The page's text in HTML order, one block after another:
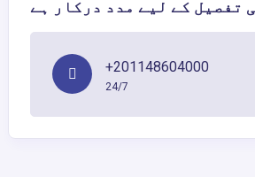
+201148604000
24/7